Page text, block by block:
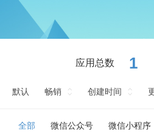
应用总数 1
默认 畅销 创建时间
全部 微信公众号 微信小程序